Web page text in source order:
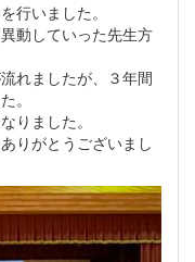
行いました。
動していった先生方
れましたが、３年間
。
りました。
りがとうございまし